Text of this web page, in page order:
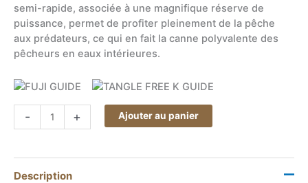
semi-rapide, associée à une magnifique réserve de
puissance, permet de profiter pleinement de la pêche
aux prédateurs, ce qui en fait la canne polyvalente des
pêcheurs en eaux intérieures.
-
de
HART
BLACK
+ Ajouter au panier
Description